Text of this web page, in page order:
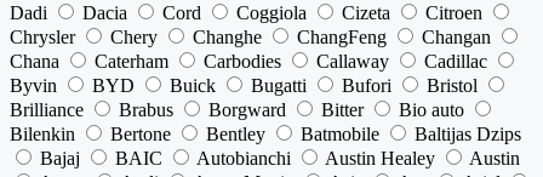
Dadi
Dacia Cord Coggiola Cizeta
Citroen
Chrysler
Chery Changhe ChangFeng
Changan
Chana
Caterham Carbodies Callaway
Cadillac
Byvin
BYD Buick Bugatti Bufori
Bristol
Brilliance
Brabus Borgward Bitter
Bio auto
Bilenkin
Bertone Bentley Batmobile
Baltijas Dzips
Bajaj
BAIC Autobianchi Austin Healey
Austin